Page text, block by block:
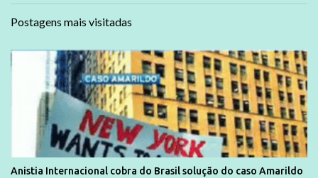
Postagens mais visitadas
Anistia Internacional cobra do Brasil solução do caso Amarildo